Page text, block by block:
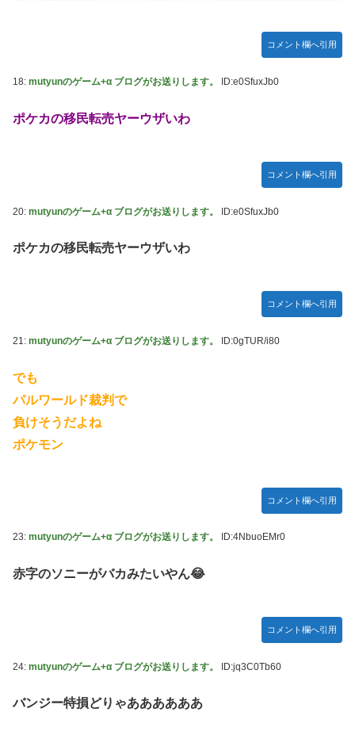
コメント欄へ引用
18: mutyunのゲーム+α ブログがお送りします。 ID:e0SfuxJb0
ポケカの移民転売ヤーウザいわ
コメント欄へ引用
20: mutyunのゲーム+α ブログがお送りします。 ID:e0SfuxJb0
ポケカの移民転売ヤーウザいわ
コメント欄へ引用
21: mutyunのゲーム+α ブログがお送りします。 ID:0gTUR/i80
でも
パルワールド裁判で
負けそうだよね
ポケモン
コメント欄へ引用
23: mutyunのゲーム+α ブログがお送りします。 ID:4NbuoEMr0
赤字のソニーがバカみたいやん😂
コメント欄へ引用
24: mutyunのゲーム+α ブログがお送りします。 ID:jq3C0Tb60
バンジー特損どりゃああああああ